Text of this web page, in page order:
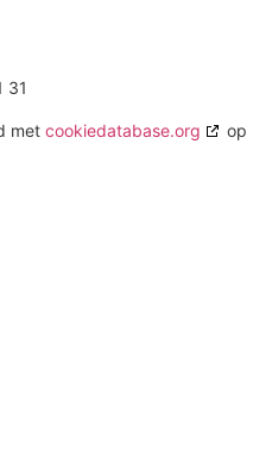
31
met cookiedatabase.org
op